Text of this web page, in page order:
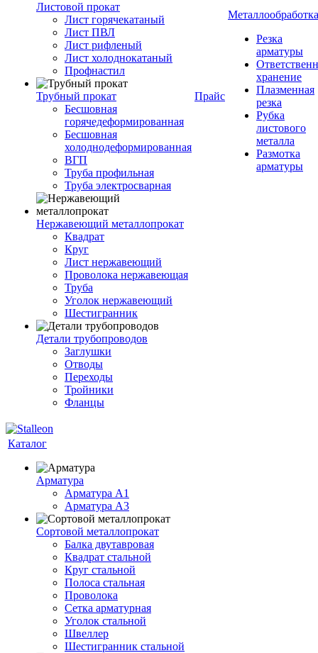
Листовой прокат
Лист горячекатаный
Лист ПВЛ
Лист рифленый
Лист холоднокатаный
Профнастил
Трубный прокат
Бесшовная
горячедеформированная
Бесшовная
холоднодеформированная
ВГП
Труба профильная
Труба электросварная
Нержавеющий металлопрокат
Квадрат
Круг
Лист нержавеющий
Проволока нержавеющая
Труба
Уголок нержавеющий
Шестигранник
Детали трубопроводов
Заглушки
Отводы
Переходы
Тройники
Фланцы
Прайс
Металлообработка
Резка
арматуры
хранение
Плазменная
резка
Рубка
листового
металла
Размотка
арматуры
Каталог
Арматура
Арматура A1
Арматура А3
Сортовой металлопрокат
Балка двутавровая
Квадрат стальной
Круг стальной
Полоса стальная
Проволока
Сетка арматурная
Уголок стальной
Швеллер
Шестигранник стальной